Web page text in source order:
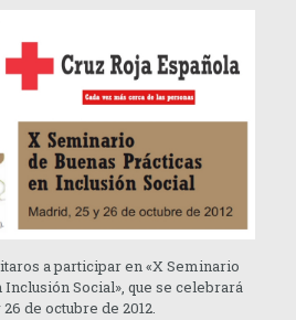
a participar en «X Seminario
Social», que se celebrará
de octubre de 2012.